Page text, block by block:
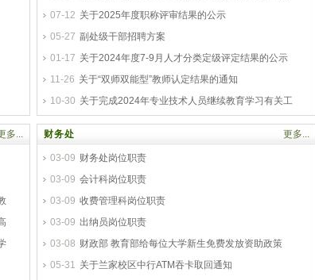
07-12 关于2025年度职称评审结果的公示
05-27 副处级干部招聘方案
01-17 关于2024年度7-9月人才分类定级评定结果的公示
11-26 关于“双师双能型”教师认定结果的通知
10-30 关于完成2024年专业技术人员继续教育学习有关工
多... 财务处 更多...
03-09 财务处岗位职责
03-09 会计科岗位职责
03-09 收费管理科岗位职责
03-09 出纳员岗位职责
03-08 财政部 教育部给每位大学新生免费发放资助政策
05-31 关于兰家校区中行ATM吞卡取回通知